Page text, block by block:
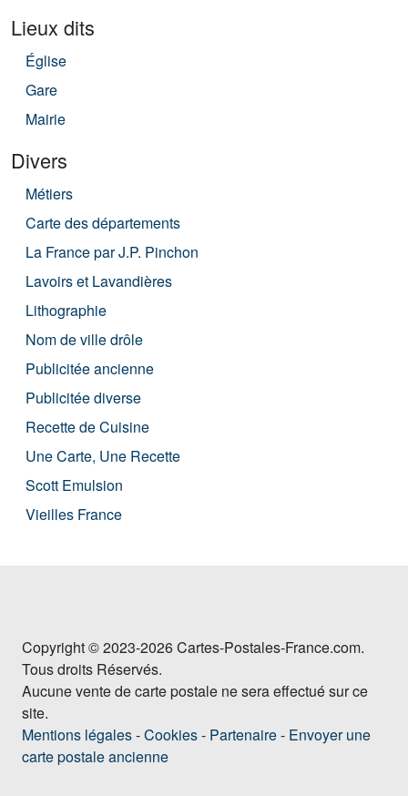
Lieux dits
Église
Gare
Mairie
Divers
Métiers
Carte des départements
La France par J.P. Pinchon
Lavoirs et Lavandières
Lithographie
Nom de ville drôle
Publicitée ancienne
Publicitée diverse
Recette de Cuisine
Une Carte, Une Recette
Scott Emulsion
Vieilles France
Copyright © 2023-2026 Cartes-Postales-France.com.
Tous droits Réservés.
Aucune vente de carte postale ne sera effectué sur ce
site.
Mentions légales-Cookies- Partenaire- Envoyer une
carte postale ancienne